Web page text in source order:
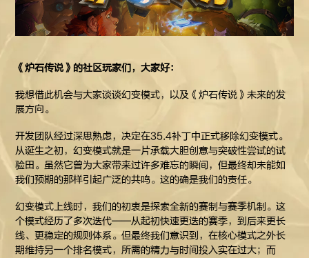
《炉石传说》的社区玩家们，大家好：
我想借此机会与大家谈谈幻变模式，以及《炉石传说》未来的发
展方向。
开发团队经过深思熟虑，决定在35.4补丁中正式移除幻变模式。
从诞生之初，幻变模式就是一片承载大胆创意与突破性尝试的试
验田。虽然它曾为大家带来过许多难忘的瞬间，但最终却未能如
我们预期的那样引起广泛的共鸣。这的确是我们的责任。
幻变模式上线时，我们的初衷是探索全新的赛制与赛季机制。这
个模式经历了多次迭代——从起初快速更迭的赛季，到后来更长
线、更稳定的规则体系。但最终我们意识到，在核心模式之外长
期维持另一个排名模式，所需的精力与时间投入实在过大；而